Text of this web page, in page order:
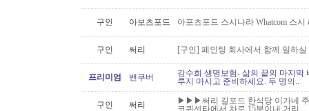
구인 아보츠포드 아포츠포드 스시나라 Whatcom 스
구인 써리 [구인] 페인팅 회사에서 함께 일하
프리미엄 밴쿠버
강수희 생명보험- 삶의 끝의 마지막
루지 마시고 준비하세요. 두 명의..
구인 써리
▶▶▶써리 길포드 한식당 이가네
코퀴센타에서 차로 15분이내 거리